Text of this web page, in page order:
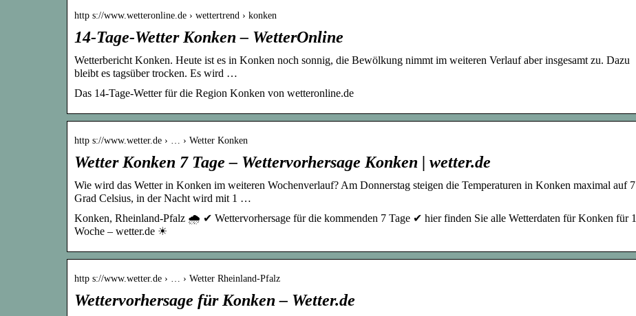
http s://www.wetteronline.de › wettertrend › konken
14-Tage-Wetter Konken – WetterOnline
Wetterbericht Konken. Heute ist es in Konken noch sonnig, die Bewölkung nimmt im weiteren Verlauf aber insgesamt zu. Dazu
bleibt es tagsüber trocken. Es wird …
Das 14-Tage-Wetter für die Region Konken von wetteronline.de
http s://www.wetter.de › … › Wetter Konken
Wetter Konken 7 Tage – Wettervorhersage Konken | wetter.de
Wie wird das Wetter in Konken im weiteren Wochenverlauf? Am Donnerstag steigen die Temperaturen in Konken maximal auf 7
Grad Celsius, in der Nacht wird mit 1 …
Konken, Rheinland-Pfalz 🌧️ ✔ Wettervorhersage für die kommenden 7 Tage ✔ hier finden Sie alle Wetterdaten für Konken für 1
Woche – wetter.de ☀
http s://www.wetter.de › … › Wetter Rheinland-Pfalz
Wettervorhersage für Konken – Wetter.de